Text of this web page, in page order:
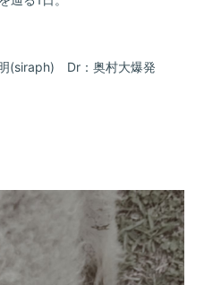
(siraph) Dr：奥村大爆発